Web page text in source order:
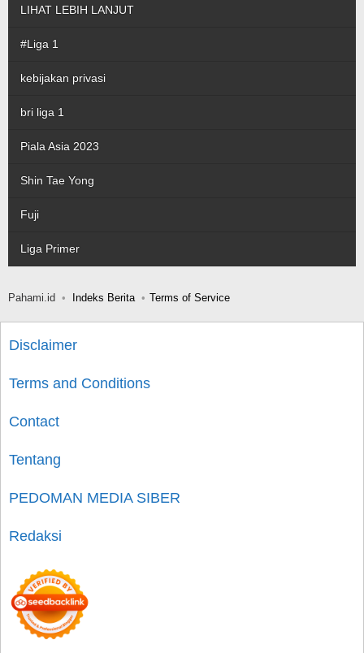
LIHAT LEBIH LANJUT
#Liga 1
kebijakan privasi
bri liga 1
Piala Asia 2023
Shin Tae Yong
Fuji
Liga Primer
Pahami.id Indeks Berita Terms of Service
Disclaimer
Terms and Conditions
Contact
Tentang
PEDOMAN MEDIA SIBER
Redaksi